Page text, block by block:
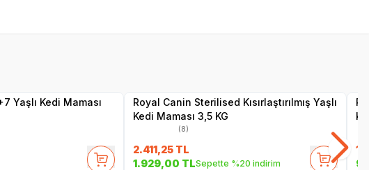
Yaşlı Kedi Maması
Royal Canin Sterilised Kısırlaştırılmış Yaşlı
Kedi Maması 3,5 KG
(8)
2.411,25TL
1.929,00 TLSepette %20 indirim
KG